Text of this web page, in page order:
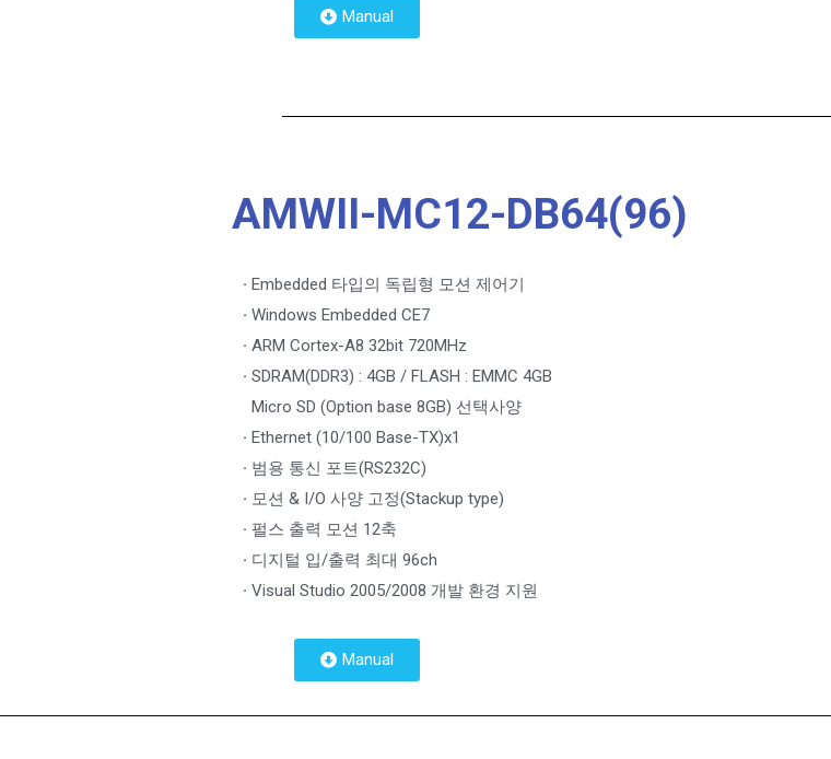
Manual
AMWII-MC12-DB64(96)
·Embedded 타입의 독립형 모션 제어기
·Windows Embedded CE7
·ARM Cortex-A8 32bit 720MHz
·SDRAM(DDR3) : 4GB / FLASH : EMMC 4GB
Micro SD (Option base 8GB) 선택사양
·Ethernet (10/100 Base-TX)x1
· 범용 통신 포트(RS232C)
· 모션 & I/O 사양 고정(Stackup type)
· 펄스 출력 모션 12축
· 디지털 입/출력 최대 96ch
·Visual Studio 2005/2008 개발 환경 지원
Manual